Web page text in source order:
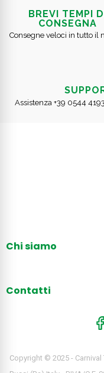
BREVI TEMPI
CONSEGNA
Consegne veloci in tutto il
Assistenza +39 0544
Chi siamo
Contatti
Copyright © 2025 -